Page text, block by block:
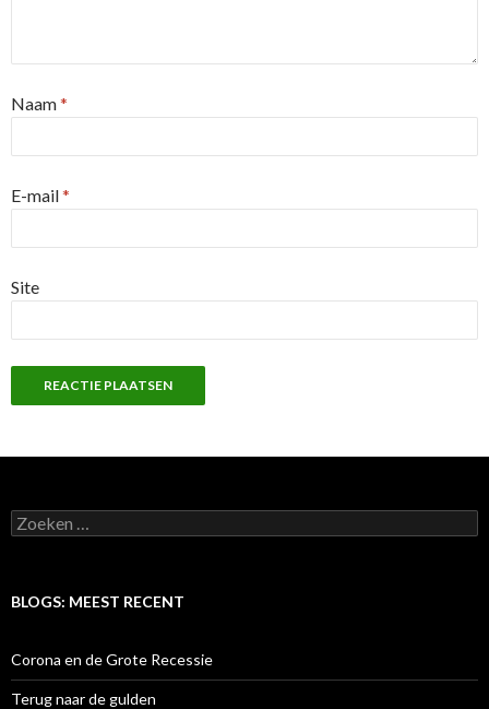
Naam*
E-mail*
Site
Zoeken naar:
BLOGS: MEEST RECENT
Corona en de Grote Recessie
Terug naar de gulden